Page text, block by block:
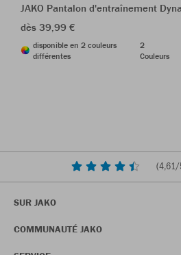
JAKO Pantalon d'entraînement
dès 39,99 €
disponible en 2 couleurs
différentes
2
Couleurs
(4,61/
SUR JAKO
COMMUNAUTÉ JAKO